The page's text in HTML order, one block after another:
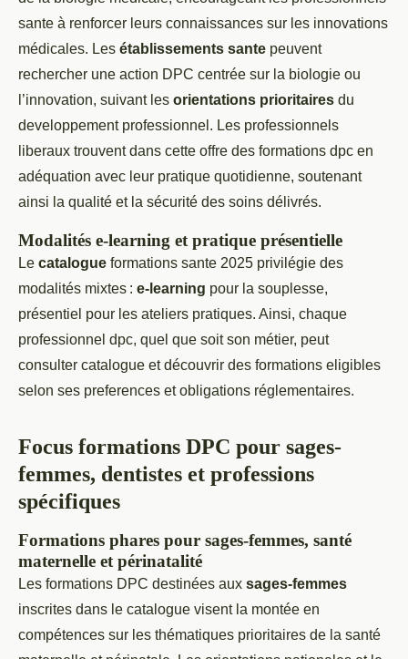
sante à renforcer leurs connaissances sur les innovations
médicales. Les établissements sante peuvent
rechercher une action DPC centrée sur la biologie ou
l’innovation, suivant les orientations prioritaires du
developpement professionnel. Les professionnels
liberaux trouvent dans cette offre des formations dpc en
adéquation avec leur pratique quotidienne, soutenant
ainsi la qualité et la sécurité des soins délivrés.
Modalités e-learning et pratique présentielle
Le catalogue formations sante 2025 privilégie des
modalités mixtes : e-learning pour la souplesse,
présentiel pour les ateliers pratiques. Ainsi, chaque
professionnel dpc, quel que soit son métier, peut
consulter catalogue et découvrir des formations eligibles
selon ses preferences et obligations réglementaires.
Focus formations DPC pour sages-
femmes, dentistes et professions
spécifiques
Formations phares pour sages-femmes, santé
maternelle et périnatalité
Les formations DPC destinées aux sages-femmes
inscrites dans le catalogue visent la montée en
compétences sur les thématiques prioritaires de la santé